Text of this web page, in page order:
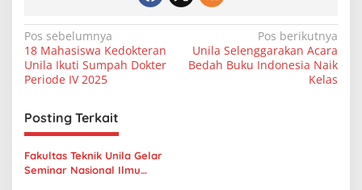
N
a
v
i
g
a
s
Pos sebelumnya
18 Mahasiswa Kedokteran
Unila Ikuti Sumpah Dokter
Periode IV 2025
Pos berikutnya
Unila Selenggarakan Acara
Bedah Buku Indonesia Naik
Kelas
Posting Terkait
Fakultas Teknik Unila Gelar
Seminar Nasional Ilmu